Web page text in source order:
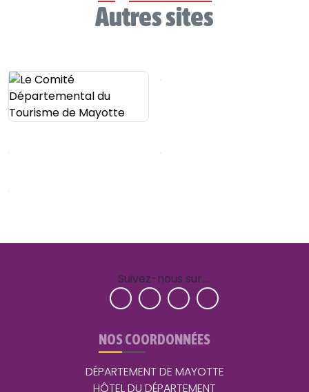
Autres sites
Suivez-nous sur…
NOS COORDONNÉES
DÉPARTEMENT DE MAYOTTE
HÔTEL DU DÉPARTEMENT